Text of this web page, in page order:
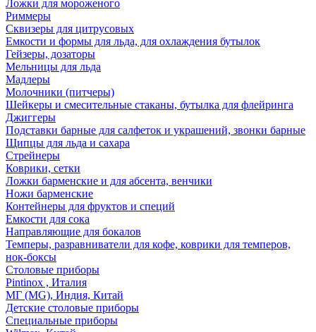
Ложки для мороженого
Риммеры
Сквизеры для цитрусовых
Емкости и формы для льда, для охлаждения бутылок
Гейзеры, дозаторы
Мельницы для льда
Мадлеры
Молочники (питчеры)
Шейкеры и смесительные стаканы, бутылка для флейринга
Джиггеры
Подставки барные для салфеток и украшений, звонки барные
Щипцы для льда и сахара
Стрейнеры
Коврики, сетки
Ложки барменские и для абсента, венчики
Ножи барменские
Контейнеры для фруктов и специй
Емкости для сока
Направляющие для бокалов
Темперы, разравниватели для кофе, коврики для темперов,
нок-боксы
Столовые приборы
Pintinox , Италия
МГ (MG), Индия, Китай
Детские столовые приборы
Специальные приборы